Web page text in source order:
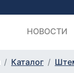
НОВОСТИ
Каталог